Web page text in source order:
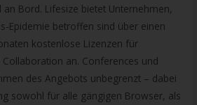
Bord. Lifesize bietet Unternehmen,
Epidemie betroffen sind über einen
kostenlose Lizenzen für
an. Conferences und
des Angebots unbegrenzt – dabei
sowohl für alle gängigen Browser, als